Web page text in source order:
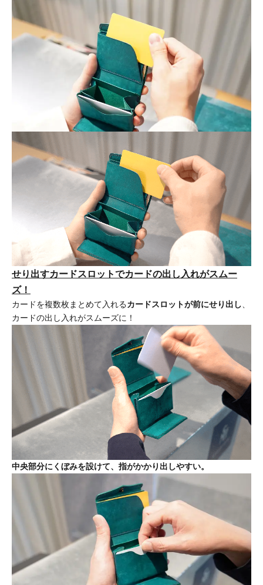
せり出すカードスロットでカードの出し入れがスムー
ズ！
カードを複数枚まとめて入れるカードスロットが前にせり出し、
カードの出し入れがスムーズに！
中央部分にくぼみを設けて、指がかかり出しやすい。